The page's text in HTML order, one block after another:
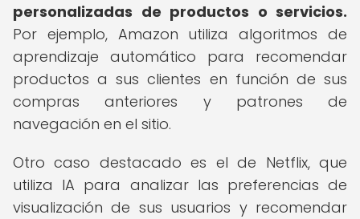
personalizadas de productos o servicios.
Por ejemplo, Amazon utiliza algoritmos de
aprendizaje automático para recomendar
productos a sus clientes en función de sus
compras anteriores y patrones de
navegación en el sitio.
Otro caso destacado es el de Netflix, que
utiliza IA para analizar las preferencias de
visualización de sus usuarios y recomendar